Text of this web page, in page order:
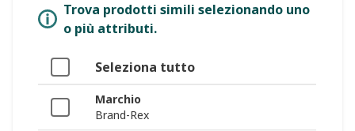
Trova prodotti simili selezionando uno
o più attributi.
Seleziona tutto
Marchio
Brand-Rex